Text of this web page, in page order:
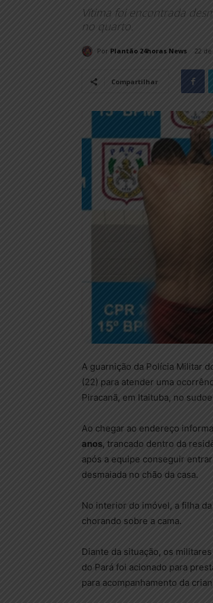
Vítima foi encontrada
no quarto.
Por Plantão 24horas News 22
Compartilhar
A guarnição da Polícia Militar
(22) para atender uma
Piracanã, em Itaituba, no
Ao chegar ao endereço
anos, trancado dentro da
após a equipe conseguir
desmaiada no chão da casa.
No interior do imóvel, a filha
chorando sobre a cama.
Diante da situação, os
do Pará foi acionado para
para acompanhamento da